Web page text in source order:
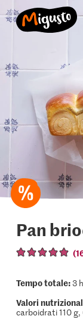
Pan
Tempo totale:3
Valori
carboidrati 110